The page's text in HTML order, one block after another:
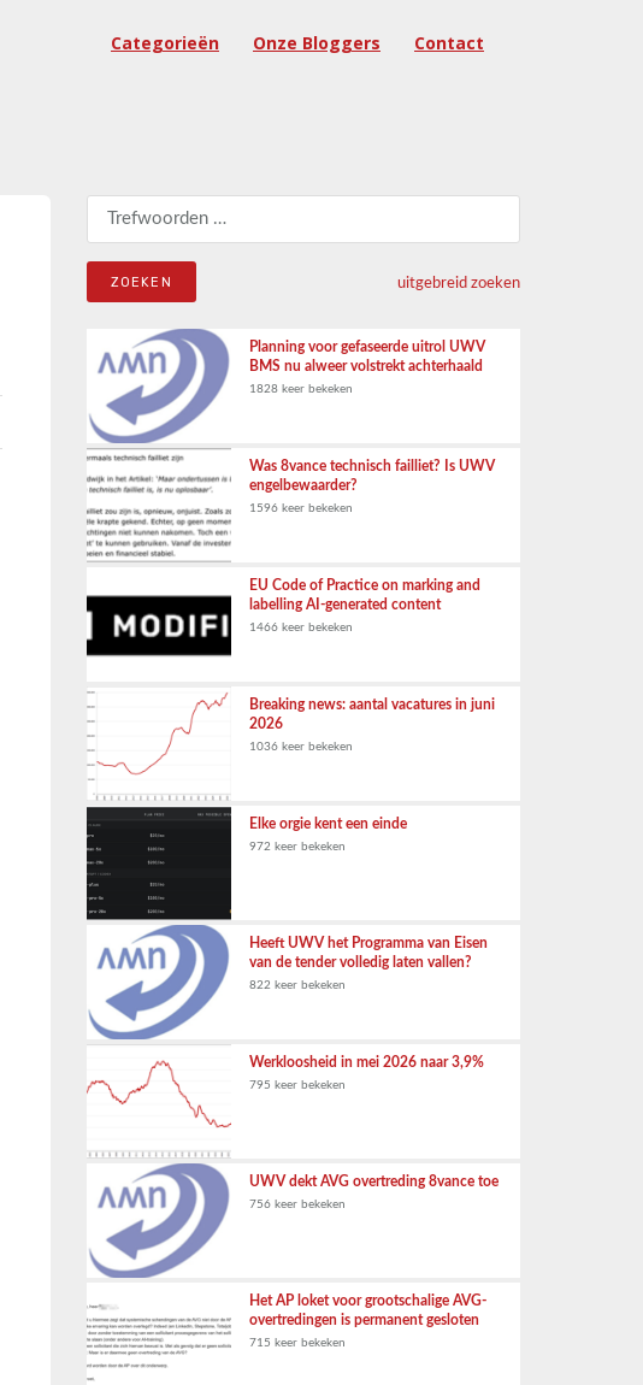
Categorieën Onze Bloggers Contact
Zoeken naar:
uitgebreid zoeken
Planning voor gefaseerde uitrol UWV
BMS nu alweer volstrekt achterhaald
1828 keer bekeken
Was 8vance technisch failliet? Is UWV
engelbewaarder?
1596 keer bekeken
EU Code of Practice on marking and
labelling AI-generated content
1466 keer bekeken
Breaking news: aantal vacatures in juni
2026
1036 keer bekeken
Elke orgie kent een einde
972 keer bekeken
Heeft UWV het Programma van Eisen
van de tender volledig laten vallen?
822 keer bekeken
Werkloosheid in mei 2026 naar 3,9%
795 keer bekeken
UWV dekt AVG overtreding 8vance toe
756 keer bekeken
Het AP loket voor grootschalige AVG-
overtredingen is permanent gesloten
715 keer bekeken